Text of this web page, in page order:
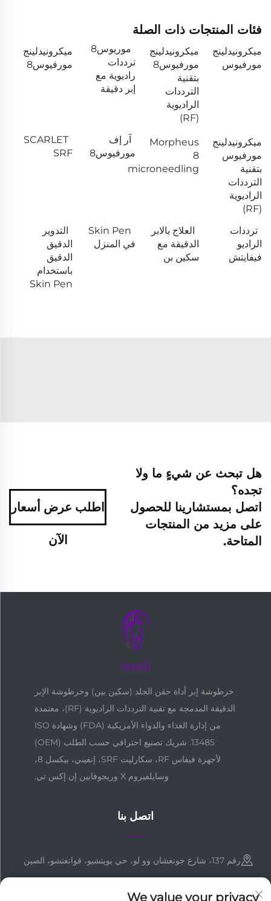
فئات المنتجات ذات الصلة
ميكرونيدلينج
مورفيوس
ميكرونيدلينج
مورفيوس8
بتقنية
الترددات
الراديوية
(RF)
موريوس8
ترددات
راديوية مع
إبر دقيقة
ميكرونيدلينج
مورفيوس8
ميكرونيدلينج
مورفيوس
بتقنية
الترددات
الراديوية
(RF)
Morpheus
8
microneedling
آر إف
مورفيوس8
SCARLET
SRF
ترددات
الراديو
فيفايتش
العلاج بالابر
الدقيقة مع
سكين بن
Skin Pen
في المنزل
التدوير
الدقيق
الدقيق
باستخدام
Skin Pen
هل تبحث عن شيءٍ ما ولا
تجده؟
اتصل بمستشارينا للحصول
على مزيد من المنتجات
المتاحة.
اطلب عرض أسعار
الآن
خرطوشة إبر أداة حقن الجلد (سكين بين) وخرطوشة الإبر
الدقيقة المدمجة مع تقنية الترددات الراديوية (RF)، معتمدة
من إدارة الغذاء والدواء الأمريكية (FDA) وشهادة ISO
13485. شريك تصنيع احترافي حسب الطلب (OEM)
لأجهزة فيفاس RF، سكارليت SRF، إنفيني، بيكسل 8،
وسايلفيروم X وريجوفابين إن إكس تي.
اتصل بنا
رقم 137، شارع جونغشان وو لو، حي يويتشيو، قوانغتشو، الصين
We value your privacy